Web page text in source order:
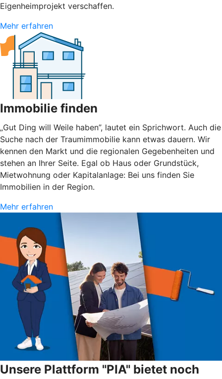
Eigenheimprojekt verschaffen.
Mehr erfahren
Immobilie finden
„Gut Ding will Weile haben”, lautet ein Sprichwort. Auch die
Suche nach der Traumimmobilie kann etwas dauern. Wir
kennen den Markt und die regionalen Gegebenheiten und
stehen an Ihrer Seite. Egal ob Haus oder Grundstück,
Mietwohnung oder Kapitalanlage: Bei uns finden Sie
Immobilien in der Region.
Mehr erfahren
Unsere Plattform "PIA" bietet noch